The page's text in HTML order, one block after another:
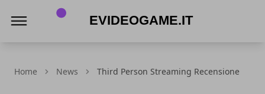
Home News Third Person Streaming Recensione